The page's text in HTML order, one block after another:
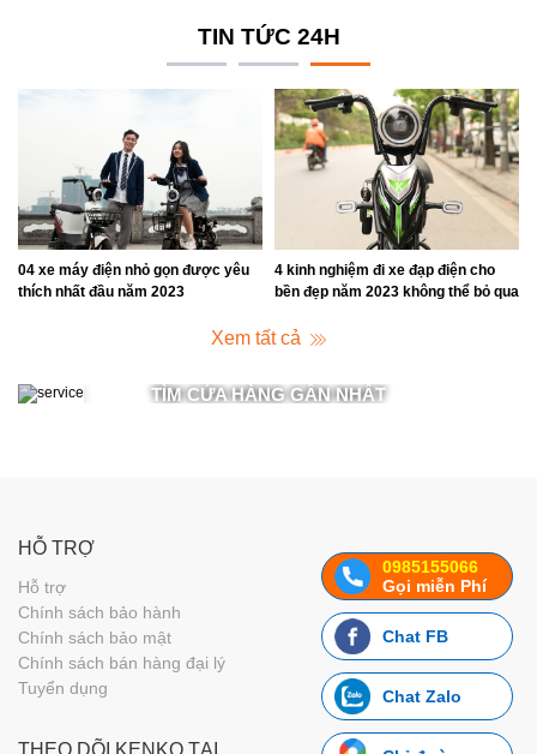
TIN TỨC 24H
04 xe máy điện nhỏ gọn được yêu
thích nhất đầu năm 2023
4 kinh nghiệm đi xe đạp điện cho
bền đẹp năm 2023 không thể bỏ qua
Xem tất cả
TÌM CỬA HÀNG GẦN NHẤT
0985155066
Gọi miễn Phí
Chat FB
Chat Zalo
HỖ TRỢ
Hỗ trợ
Chính sách bảo hành
Chính sách bảo mật
Chính sách bán hàng đại lý
Tuyển dụng